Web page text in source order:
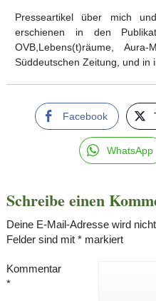
Presseartikel über mich
erschienen in den
OVB,Lebens(t)räume,
Süddeutschen Zeitung, und in
Facebook
WhatsApp
Schreibe einen
Deine E-Mail-Adresse wird
Felder sind mit *markiert
Kommentar
*